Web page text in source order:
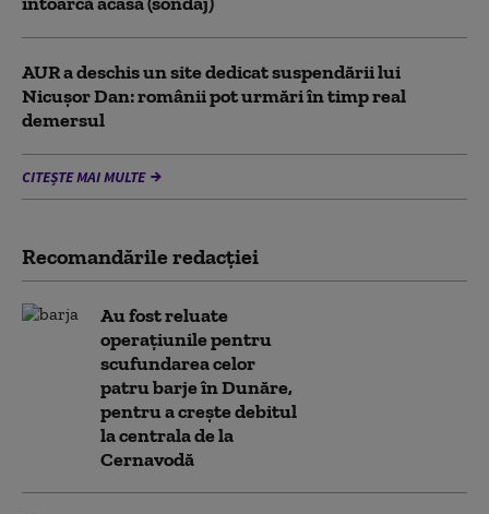
AUR a deschis un site dedicat suspendării lui
Nicușor Dan: românii pot urmări în timp real
demersul
CITEȘTE MAI MULTE
Recomandările redacţiei
Au fost reluate
operațiunile pentru
scufundarea celor
patru barje în Dunăre,
pentru a crește debitul
la centrala de la
Cernavodă